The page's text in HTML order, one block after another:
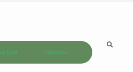
Uyarı Hakkımızda